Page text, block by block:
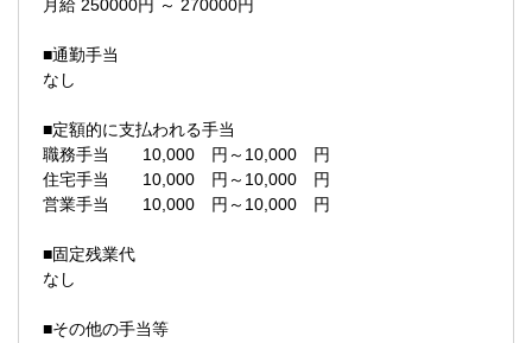
月給 250000円 ～ 270000円
■通勤手当
なし
■定額的に支払われる手当
職務手当 10,000 円～10,000 円
住宅手当 10,000 円～10,000 円
営業手当 10,000 円～10,000 円
■固定残業代
なし
■その他の手当等